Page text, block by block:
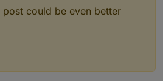
could be even better